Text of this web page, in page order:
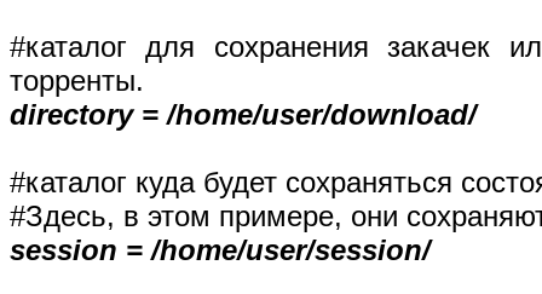
#каталог для сохранения закачек
торренты.
directory = /home/user/download/
#каталог куда будет сохраняться
#Здесь, в этом примере, они
session = /home/user/session/